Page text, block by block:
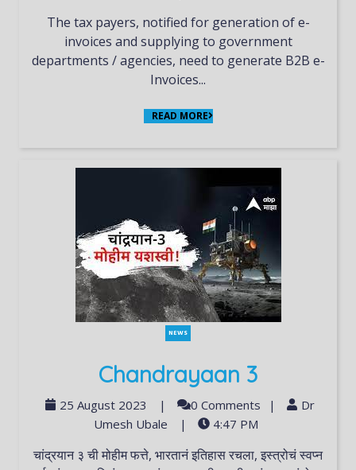
The tax payers, notified for generation of e-
invoices and supplying to government
departments / agencies, need to generate B2B e-
Invoices...
READ MORE
NEWS
Chandrayaan 3
25 August 2023 | 0 Comments |
Dr
Umesh Ubale
| 4:47 PM
चांद्रयान ३ ची मोहीम फत्ते, भारतानं इतिहास रचला, इस्त्रोचं स्वप्न